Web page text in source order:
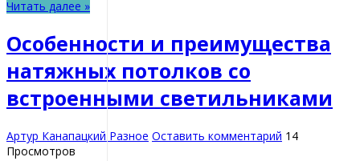
Читать далее »
Особенности и преимущества
натяжных потолков со
встроенными светильниками
Артур Канапацкий Разное Оставить комментарий 14
Просмотров